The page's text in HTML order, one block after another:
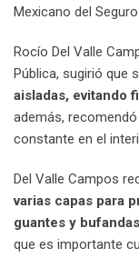
Mexicano del
Rocío Del Valle
Pública, sugirió que
aisladas, evitando
además,
constante en el
Del Valle Campos
varias capas para
guantes y bufandas
que es importante